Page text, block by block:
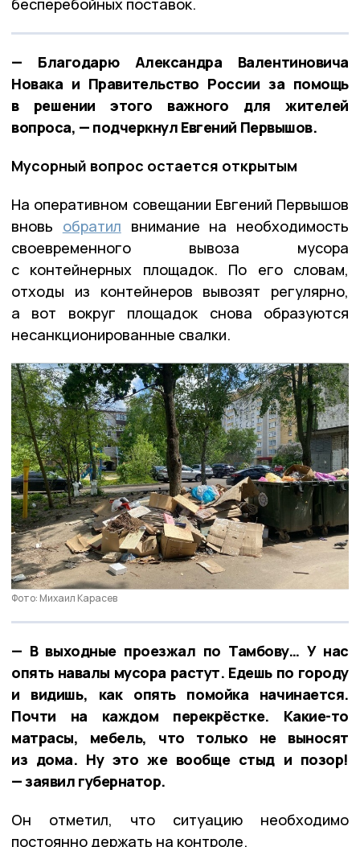
бесперебойных поставок.
— Благодарю Александра Валентиновича
Новака и Правительство России за помощь
в решении этого важного для жителей
вопроса, — подчеркнул Евгений Первышов.
Мусорный вопрос остается открытым
На оперативном совещании Евгений Первышов
вновь обратил внимание на необходимость
своевременного вывоза мусора
с контейнерных площадок. По его словам,
отходы из контейнеров вывозят регулярно,
а вот вокруг площадок снова образуются
несанкционированные свалки.
Фото: Михаил Карасев
— В выходные проезжал по Тамбову… У нас
опять навалы мусора растут. Едешь по городу
и видишь, как опять помойка начинается.
Почти на каждом перекрёстке. Какие-то
матрасы, мебель, что только не выносят
из дома. Ну это же вообще стыд и позор!
— заявил губернатор.
Он отметил, что ситуацию необходимо
постоянно держать на контроле.